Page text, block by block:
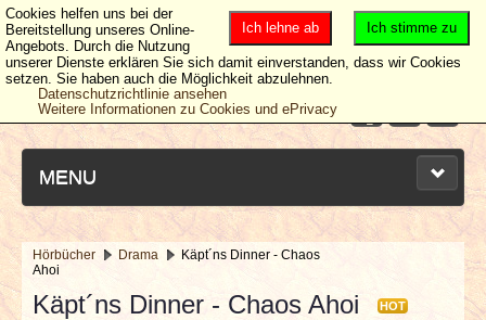
MENU
NEUESTE ARTIKEL
Hörbücher Drama
Käpt´ns Dinner - Chaos
Ahoi
Käpt´ns Dinner - Chaos Ahoi HOT
Ich stimme zu
Ich lehne ab
Cookies helfen uns bei der
Bereitstellung unseres Online-
Angebots. Durch die Nutzung
unserer Dienste erklären Sie sich damit einverstanden, dass wir Cookies
setzen. Sie haben auch die Möglichkeit abzulehnen.
Datenschutzrichtlinie ansehen
Weitere Informationen zu Cookies und ePrivacy